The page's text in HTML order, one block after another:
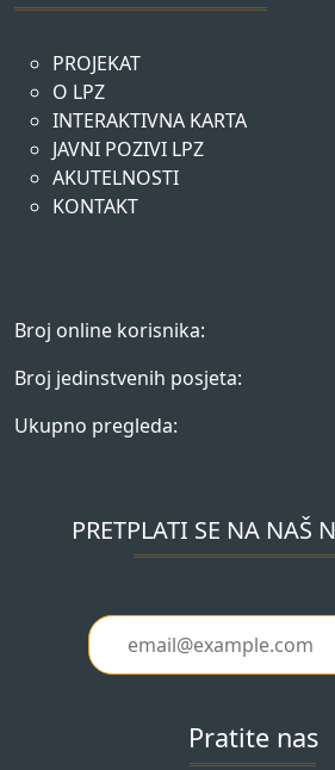
PROJEKAT
O LPZ
INTERAKTIVNA KARTA
JAVNI POZIVI LPZ
AKUTELNOSTI
KONTAKT
Broj online korisnika:
Broj jedinstvenih posjeta:
Ukupno pregleda:
PRETPLATI SE NA NAŠ
Pratite nas